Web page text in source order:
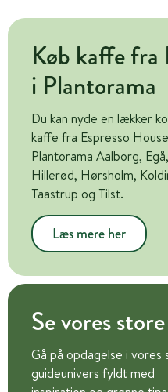
Køb kaffe fra
i Plantorama
Du kan nyde en lækker
kaffe fra Espresso
Plantorama Aalborg, Egå,
Hillerød, Hørsholm,
Taastrup og Tilst.
Læs mere her
Se vores
Gå på opdagelse i vores
guideunivers fyldt med